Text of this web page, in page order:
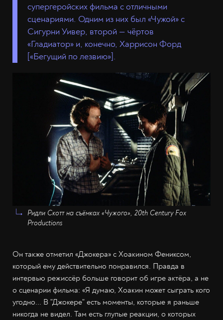
супергеройских фильма с отличными
сценариями. Одним из них был «Чужой» с
Сигурни Уивер, второй — чёртов
«Гладиатор» и, конечно, Харрисон Форд
[«Бегущий по лезвию»].
Ридли Скотт на съёмках «Чужого», 20th Century Fox
Productions
Он также отметил «Джокера» с Хоакином Фениксом,
который ему действительно понравился. Правда в
интервью режиссёр больше говорит об игре актёра, а не
о сценарии фильма: «Я думаю, Хоакин может сыграть кого
угодно... В "Джокере" есть моменты, которые я раньше
никогда не видел. Там есть глупые реакции, о которых